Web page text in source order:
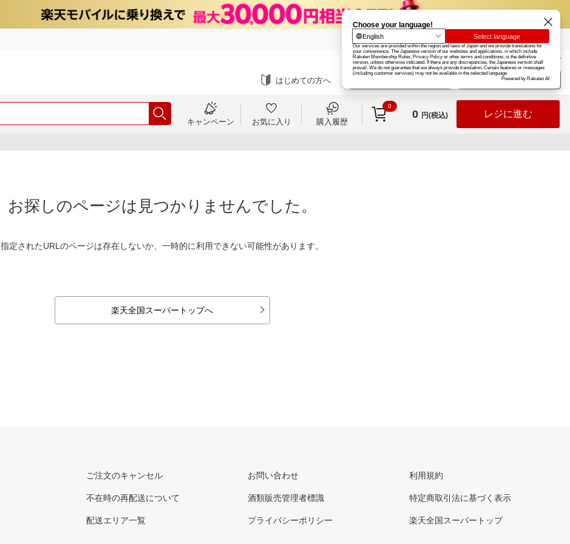
楽天グループ カード
お知らせ ヘルプ
はじめての方へ ログイン
キャンペーン お気に入り 購入履歴
0
0 円(税込) レジに進む
お探しのページは見つかりませんでした。
指定されたURLのページは存在しないか、一時的に利用できない可能性があります。
楽天全国スーパートップへ
ご注文のキャンセル
不在時の再配送について
配送エリア一覧
お問い合わせ
酒類販売管理者標識
プライバシーポリシー
利用規約
特定商取引法に基づく表示
楽天全国スーパートップ